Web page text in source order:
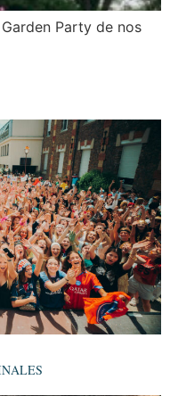
Party de nos